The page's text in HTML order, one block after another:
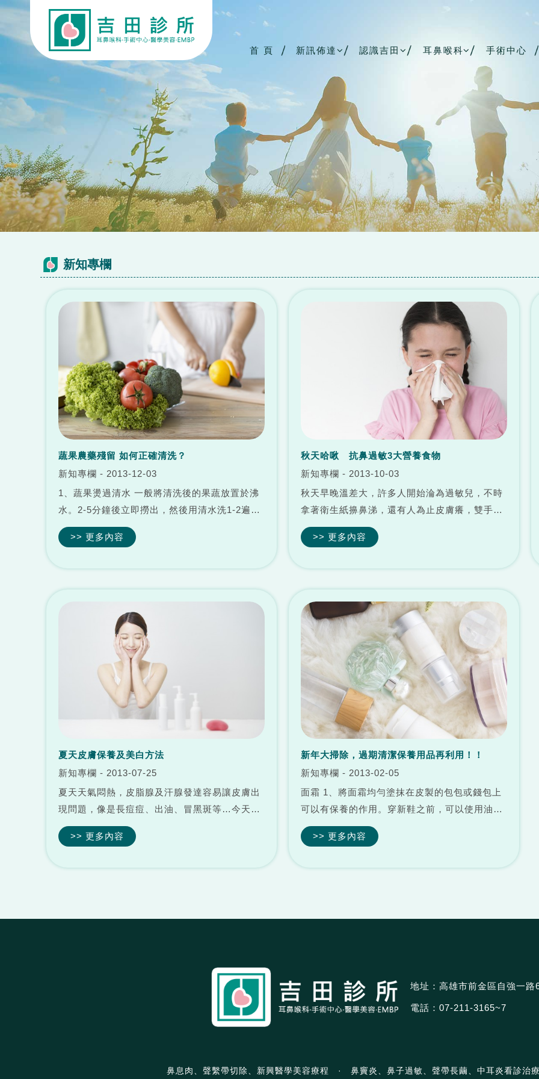
首 頁 新訊佈達 認識吉田 耳鼻喉科 手術中心
新知專欄
蔬果農藥殘留 如何正確清洗？
新知專欄 - 2013-12-03
1、蔬果燙過清水 一般將清洗後的果蔬放置於沸
水。2-5分鐘後立即撈出，然後用清水洗1-2遍後
置於鍋中烹飪成菜餚。 2、蔬果的清洗劑 必要時
可加入果洗劑之類的清洗劑，增加農藥的溶出。
>> 更多內容
秋天哈啾 抗鼻過敏3大營養食物
新知專欄 - 2013-10-03
秋天早晚溫差大，許多人開始淪為過敏兒，不時
拿著衛生紙擤鼻涕，還有人為止皮膚癢，雙手不
斷扒來扒去，當場成為「餛飩」和「螃蟹」的代
言人。其實，秋季鼻子容易過敏，往往是因身體
>> 更多內容
夏天皮膚保養及美白方法
新知專欄 - 2013-07-25
夏天天氣悶熱，皮脂腺及汗腺發達容易讓皮膚出
現問題，像是長痘痘、出油、冒黑斑等…今天小
編就來教大家如何在炎熱的夏季做好保養皮膚的
工作，讓您擺脫酷夏的魔咒，迎向燦爛美麗的夏
>> 更多內容
新年大掃除，過期清潔保養用品再利用！！
新知專欄 - 2013-02-05
面霜 1、將面霜均勻塗抹在皮製的包包或錢包上
可以有保養的作用。穿新鞋之前，可以使用油性
面霜代替鞋油擦鞋，這樣能夠很好的保護皮面。
基本上不分皮質顏色都可以使用，但要注意不能
>> 更多內容
地址：高雄市前金區自強一路
電話： 07-211-3165~7
鼻息肉、聲繫帶切除、新興醫學美容療程 · 鼻竇炎、鼻子過敏、聲帶長繭、中耳炎看診治療